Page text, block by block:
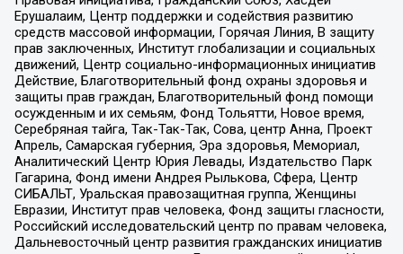
Ерушалаим, Центр поддержки и содействия развитию
средств массовой информации, Горячая Линия, В защиту
прав заключенных, Институт глобализации и социальных
движений, Центр социально-информационных инициатив
Действие, Благотворительный фонд охраны здоровья и
защиты прав граждан, Благотворительный фонд помощи
осужденным и их семьям, Фонд Тольятти, Новое время,
Серебряная тайга, Так-Так-Так, Сова, центр Анна, Проект
Апрель, Самарская губерния, Эра здоровья, Мемориал,
Аналитический Центр Юрия Левады, Издательство Парк
Гагарина, Фонд имени Андрея Рылькова, Сфера, Центр
СИБАЛЬТ, Уральская правозащитная группа, Женщины
Евразии, Институт прав человека, Фонд защиты гласности,
Российский исследовательский центр по правам человека,
Дальневосточный центр развития гражданских инициатив